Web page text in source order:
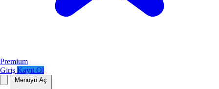
Premium
Giriş Kayıt Ol
Menüyü Aç